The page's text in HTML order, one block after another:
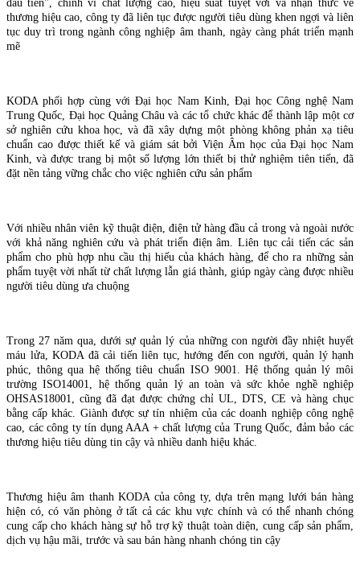
đầu tiên", chính vì chất lượng cao, hiệu suất tuyệt vời và nhận thức về
thương hiệu cao, công ty đã liên tục được người tiêu dùng khen ngợi và liên
tục duy trì trong ngành công nghiệp âm thanh, ngày càng phát triển mạnh
mẽ
KODA phối hợp cùng với Đại học Nam Kinh, Đại học Công nghệ Nam
Trung Quốc, Đại học Quảng Châu và các tổ chức khác để thành lập một cơ
sở nghiên cứu khoa học, và đã xây dựng một phòng không phản xạ tiêu
chuẩn cao được thiết kế và giám sát bởi Viện Âm học của Đại học Nam
Kinh, và được trang bị một số lượng lớn thiết bị thử nghiệm tiên tiến, đã
đặt nền tảng vững chắc cho việc nghiên cứu sản phẩm
Với nhiều nhân viên kỹ thuật điện, điện tử hàng đầu cả trong và ngoài nước
với khả năng nghiên cứu và phát triển điện âm. Liên tục cải tiến các sản
phẩm cho phù hợp nhu cầu thị hiếu của khách hàng, để cho ra những sản
phẩm tuyệt vời nhất từ chất lượng lẫn giá thành, giúp ngày càng được nhiều
người tiêu dùng ưa chuộng
Trong 27 năm qua, dưới sự quản lý của những con người đầy nhiệt huyết
máu lửa, KODA đã cải tiến liên tục, hướng đến con người, quản lý hạnh
phúc, thông qua hệ thống tiêu chuẩn ISO 9001. Hệ thống quản lý môi
trường ISO14001, hệ thống quản lý an toàn và sức khỏe nghề nghiệp
OHSAS18001, cũng đã đạt được chứng chỉ UL, DTS, CE và hàng chục
bằng cấp khác. Giành được sự tín nhiệm của các doanh nghiệp công nghệ
cao, các công ty tín dụng AAA + chất lượng của Trung Quốc, đảm bảo các
thương hiệu tiêu dùng tin cậy và nhiều danh hiệu khác.
Thương hiệu âm thanh KODA của công ty, dựa trên mạng lưới bán hàng
hiện có, có văn phòng ở tất cả các khu vực chính và có thể nhanh chóng
cung cấp cho khách hàng sự hỗ trợ kỹ thuật toàn diện, cung cấp sản phẩm,
dịch vụ hậu mãi, trước và sau bán hàng nhanh chóng tin cậy